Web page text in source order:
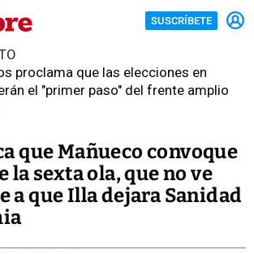
SUSCRÍBETE
proclama que las elecciones en
el "primer paso" del frente amplio
que Mañueco convoque
la sexta ola, que no ve
a que Illa dejara Sanidad